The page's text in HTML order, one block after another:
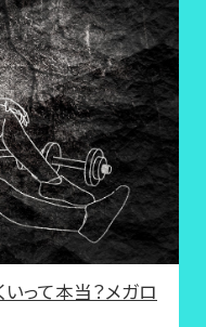
って本当？メガロ